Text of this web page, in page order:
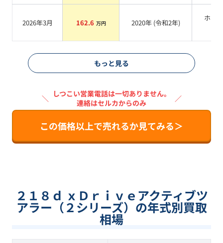
2026年3月 162.6 万円 2020年 (令和2年)
ホワ
もっと見る
＼ しつこい営業電話は一切ありません。
連絡はセルカからのみ
／
この価格以上で売れるか見てみる＞
２１８ｄ ｘＤｒｉｖｅアクティブツ
アラー（２シリーズ）の年式別買取
相場